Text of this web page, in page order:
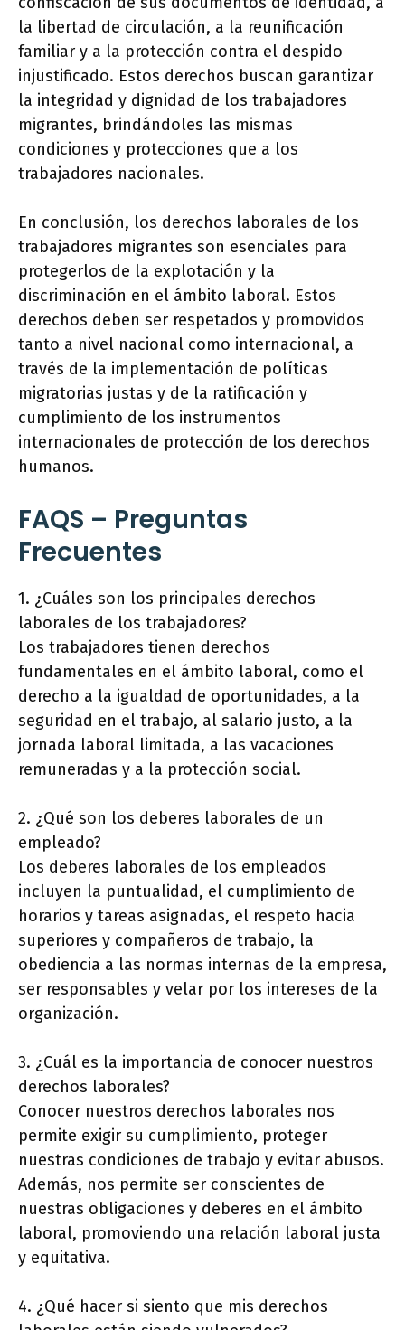
la libertad de circulación, a la reunificación
familiar y a la protección contra el despido
injustificado. Estos derechos buscan garantizar
la integridad y dignidad de los trabajadores
migrantes, brindándoles las mismas
condiciones y protecciones que a los
trabajadores nacionales.
En conclusión, los derechos laborales de los
trabajadores migrantes son esenciales para
protegerlos de la explotación y la
discriminación en el ámbito laboral. Estos
derechos deben ser respetados y promovidos
tanto a nivel nacional como internacional, a
través de la implementación de políticas
migratorias justas y de la ratificación y
cumplimiento de los instrumentos
internacionales de protección de los derechos
humanos.
FAQS – Preguntas
Frecuentes
1. ¿Cuáles son los principales derechos
laborales de los trabajadores?
Los trabajadores tienen derechos
fundamentales en el ámbito laboral, como el
derecho a la igualdad de oportunidades, a la
seguridad en el trabajo, al salario justo, a la
jornada laboral limitada, a las vacaciones
remuneradas y a la protección social.
2. ¿Qué son los deberes laborales de un
empleado?
Los deberes laborales de los empleados
incluyen la puntualidad, el cumplimiento de
horarios y tareas asignadas, el respeto hacia
superiores y compañeros de trabajo, la
obediencia a las normas internas de la empresa,
ser responsables y velar por los intereses de la
organización.
3. ¿Cuál es la importancia de conocer nuestros
derechos laborales?
Conocer nuestros derechos laborales nos
permite exigir su cumplimiento, proteger
nuestras condiciones de trabajo y evitar abusos.
Además, nos permite ser conscientes de
nuestras obligaciones y deberes en el ámbito
laboral, promoviendo una relación laboral justa
y equitativa.
4. ¿Qué hacer si siento que mis derechos